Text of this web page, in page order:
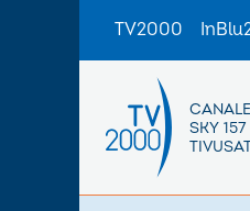
TV2000
SKY 157